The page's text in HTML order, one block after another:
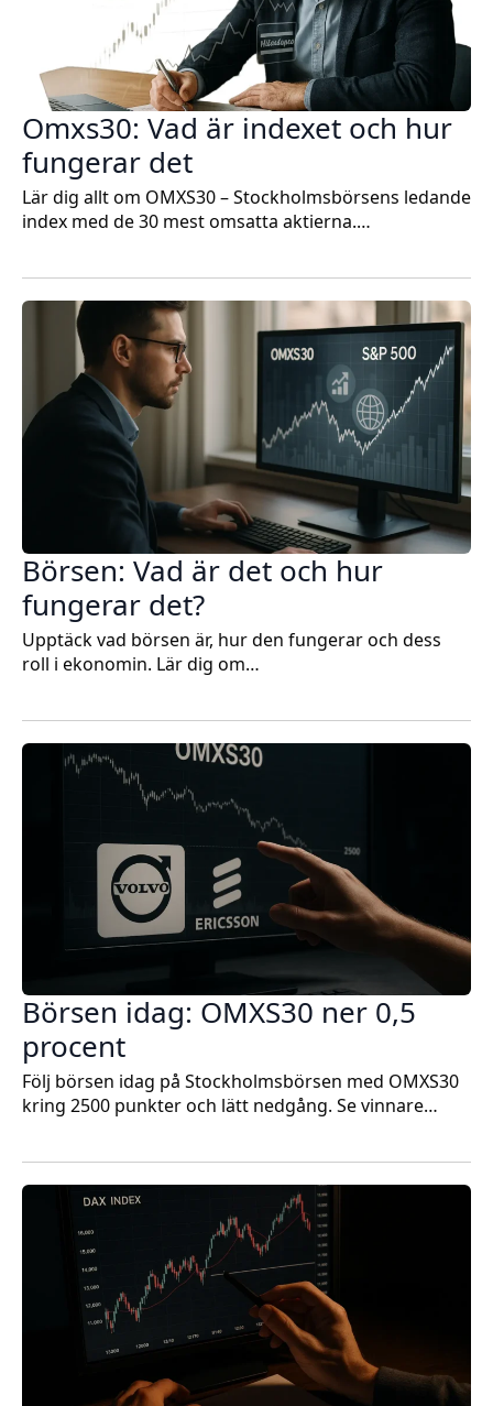
Omxs30: Vad är indexet och hur
fungerar det
Lär dig allt om OMXS30 – Stockholmsbörsens ledande
index med de 30 mest omsatta aktierna.…
Börsen: Vad är det och hur
fungerar det?
Upptäck vad börsen är, hur den fungerar och dess
roll i ekonomin. Lär dig om…
Börsen idag: OMXS30 ner 0,5
procent
Följ börsen idag på Stockholmsbörsen med OMXS30
kring 2500 punkter och lätt nedgång. Se vinnare…